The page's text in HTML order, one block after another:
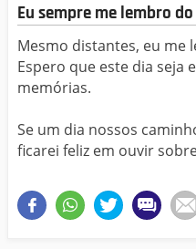
Eu sempre me lembro
Mesmo distantes, eu me
Espero que este dia seja
memórias.
Se um dia nossos
ficarei feliz em ouvir